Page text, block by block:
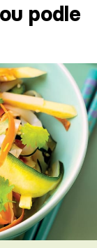
podle